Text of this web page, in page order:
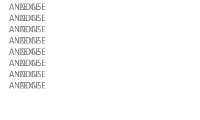
ANZEIGE
ANZEIGE
ANZEIGE
ANZEIGE
ANZEIGE
ANZEIGE
ANZEIGE
ANZEIGE